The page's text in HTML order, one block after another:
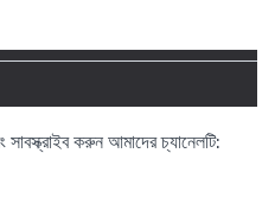
করুন আমাদের চ্যানেলটি: